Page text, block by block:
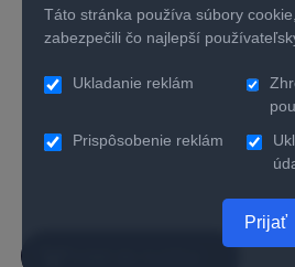
Táto stránka používa súbory
zabezpečili čo najlepší
Ukladanie reklám
Prispôsobenie reklám
Prijať